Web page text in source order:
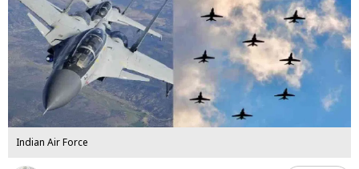
Indian Air Force